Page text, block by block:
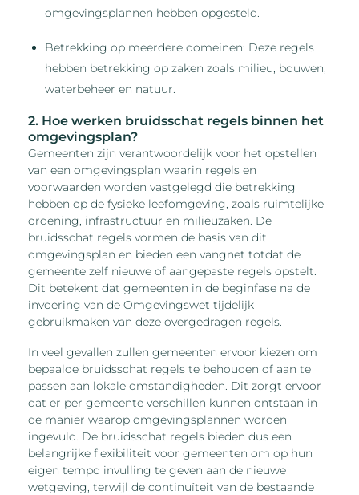
omgevingsplannen hebben opgesteld.
Betrekking op meerdere domeinen: Deze regels
hebben betrekking op zaken zoals milieu, bouwen,
waterbeheer en natuur.
2. Hoe werken bruidsschat regels binnen het
omgevingsplan?
Gemeenten zijn verantwoordelijk voor het opstellen
van een omgevingsplan waarin regels en
voorwaarden worden vastgelegd die betrekking
hebben op de fysieke leefomgeving, zoals ruimtelijke
ordening, infrastructuur en milieuzaken. De
bruidsschat regels vormen de basis van dit
omgevingsplan en bieden een vangnet totdat de
gemeente zelf nieuwe of aangepaste regels opstelt.
Dit betekent dat gemeenten in de beginfase na de
invoering van de Omgevingswet tijdelijk
gebruikmaken van deze overgedragen regels.
In veel gevallen zullen gemeenten ervoor kiezen om
bepaalde bruidsschat regels te behouden of aan te
passen aan lokale omstandigheden. Dit zorgt ervoor
dat er per gemeente verschillen kunnen ontstaan in
de manier waarop omgevingsplannen worden
ingevuld. De bruidsschat regels bieden dus een
belangrijke flexibiliteit voor gemeenten om op hun
eigen tempo invulling te geven aan de nieuwe
wetgeving, terwijl de continuïteit van de bestaande